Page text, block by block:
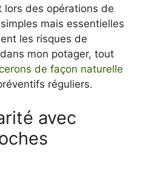
lors des opérations de
mais essentielles
les risques de
mon potager, tout
de façon naturelle
réguliers.
avec